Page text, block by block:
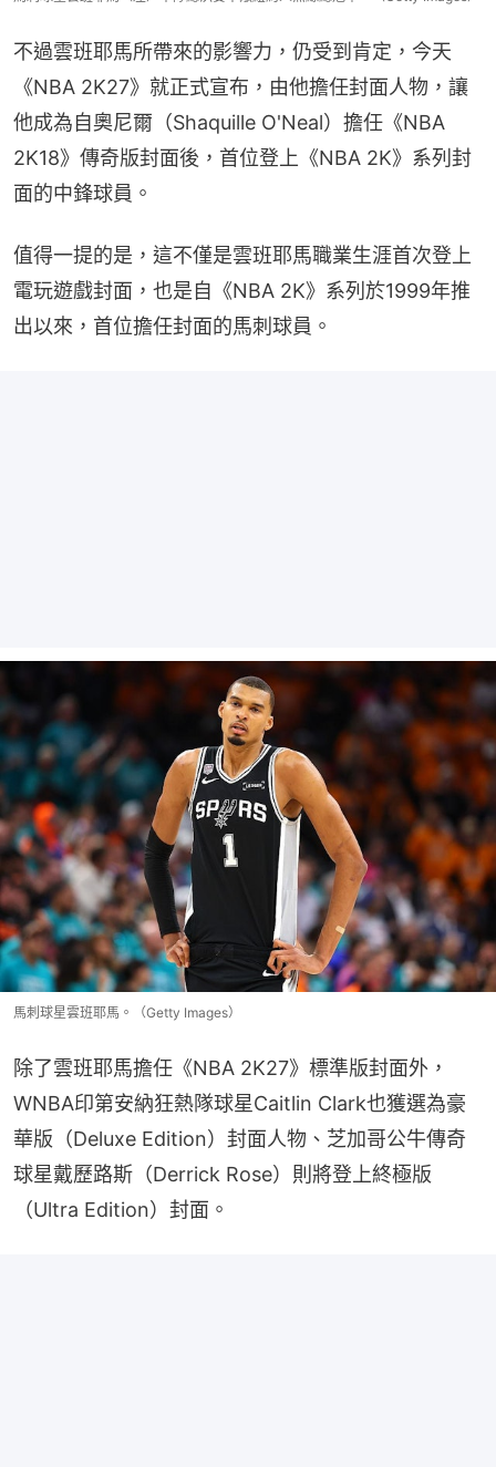
不過雲班耶馬所帶來的影響力，仍受到肯定，今天
《NBA 2K27》就正式宣布，由他擔任封面人物，讓
他成為自奧尼爾（Shaquille O'Neal）擔任《NBA
2K18》傳奇版封面後，首位登上《NBA 2K》系列封
面的中鋒球員。
值得一提的是，這不僅是雲班耶馬職業生涯首次登上
電玩遊戲封面，也是自《NBA 2K》系列於1999年推
出以來，首位擔任封面的馬刺球員。
馬刺球星雲班耶馬。（Getty Images）
除了雲班耶馬擔任《NBA 2K27》標準版封面外，
WNBA印第安納狂熱隊球星Caitlin Clark也獲選為豪
華版（Deluxe Edition）封面人物、芝加哥公牛傳奇
球星戴歷路斯（Derrick Rose）則將登上終極版
（Ultra Edition）封面。